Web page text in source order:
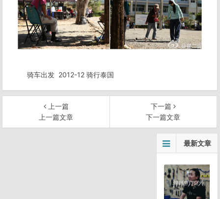
骑车出发 2012-12 骑行泰国
上一篇
上一篇文章
下一篇
下一篇文章
最新文章